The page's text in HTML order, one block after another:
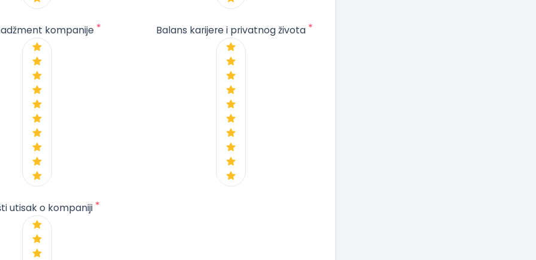
kompanije * Balans karijere i privatnog života *
utisak o kompaniji *